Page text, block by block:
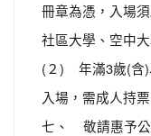
冊章為憑，入場
社區大學、空中
(２) 年滿3歲(含)
入場，需成人持
七、 敬請惠予公